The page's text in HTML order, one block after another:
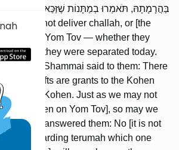
בַּהֲרָמָתָהּ, תֹּאמְרוּ בְמַתָּנוֹת שֶׁזַּכַּאי בַּהֲרָמָתָן?
We may not deliver challah, or [the
Kohen on Yom Tov — whether they
or they were separated today.
it. Beis Shammai said to them: There
and gifts are grants to the Kohen
to the Kohen. Just as we may not
the Kohen on Yom Tov], so may we
Hillel answered them: No [it is not
so regarding terumah which one